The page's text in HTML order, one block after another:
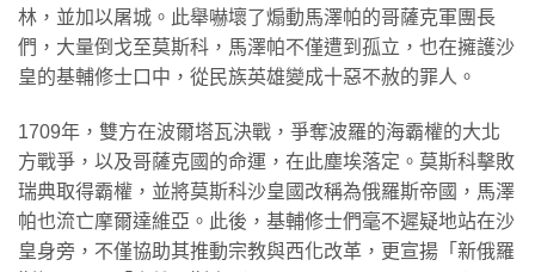
林，並加以屠城。此舉嚇壞了煽動馬澤帕的哥薩克軍團長
們，大量倒戈至莫斯科，馬澤帕不僅遭到孤立，也在擁護沙
皇的基輔修士口中，從民族英雄變成十惡不赦的罪人。
1709年，雙方在波爾塔瓦決戰，爭奪波羅的海霸權的大北
方戰爭，以及哥薩克國的命運，在此塵埃落定。莫斯科擊敗
瑞典取得霸權，並將莫斯科沙皇國改稱為俄羅斯帝國，馬澤
帕也流亡摩爾達維亞。此後，基輔修士們毫不遲疑地站在沙
皇身旁，不僅協助其推動宗教與西化改革，更宣揚「新俄羅